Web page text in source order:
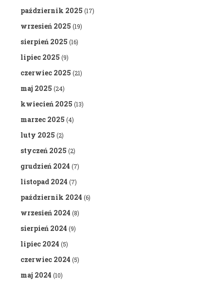
październik 2025 (17)
wrzesień 2025 (19)
sierpień 2025 (16)
lipiec 2025 (9)
czerwiec 2025 (21)
maj 2025 (24)
kwiecień 2025 (13)
marzec 2025 (4)
luty 2025 (2)
styczeń 2025 (2)
grudzień 2024 (7)
listopad 2024 (7)
październik 2024 (6)
wrzesień 2024 (8)
sierpień 2024 (9)
lipiec 2024 (5)
czerwiec 2024 (5)
maj 2024 (10)